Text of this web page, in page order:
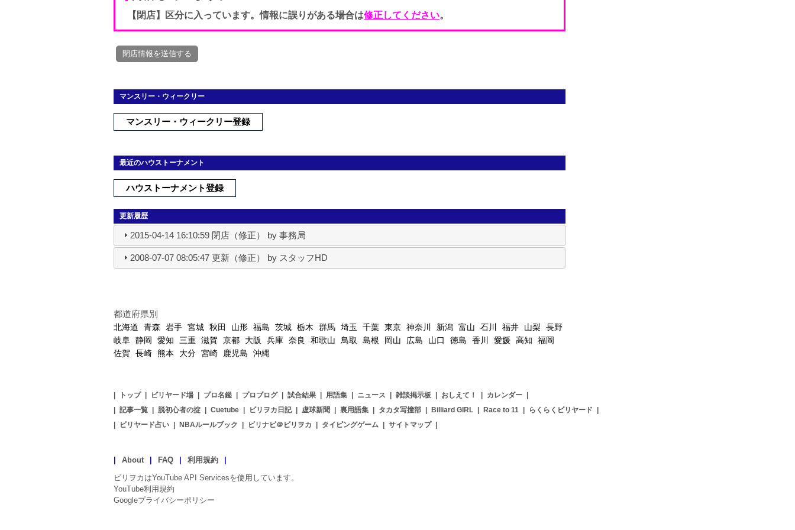
【閉店】区分に入っています。情報に誤りがある場合は修正してください。
マンスリー・ウィークリー
マンスリー・ウィークリー登録
最近のハウストーナメント
ハウストーナメント登録
更新履歴
2015-04-14 16:10:59 閉店（修正） by 事務局
2008-07-07 08:05:47 更新（修正） by スタッフHD
都道府県別
北海道 青森 岩手 宮城 秋田 山形 福島 茨城 栃木 群馬 埼玉 千葉 東京 神奈川 新潟 富山 石川 福井 山梨
長野
岐阜 静岡 愛知 三重 滋賀 京都 大阪 兵庫 奈良 和歌山 鳥取 島根 岡山 広島 山口 徳島 香川 愛媛 高知
福岡
佐賀
長崎 熊本 大分 宮崎 鹿児島 沖縄
| トップ | ビリヤード場 | プロ名鑑 | プロブログ | 試合結果 | 用語集 | ニュース | 雑談掲示板 | おしえて！ | カレンダー |
| 記事一覧 | 脱初心者の掟 | Cuetube | ビリヲカ日記 | 虚球新聞 | 裏用語集 | タカタ写撞部 | Billiard GIRL | Race to 11 | らくらくビリヤード
|
|
ビリヤード占い | NBAルールブック | ビリナビ＠ビリヲカ | タイピングゲーム | サイトマップ |
| About | FAQ | 利用規約
|
ビリヲカはYouTube API Servicesを使用しています。
YouTube利用規約
Googleプライバシーポリシー